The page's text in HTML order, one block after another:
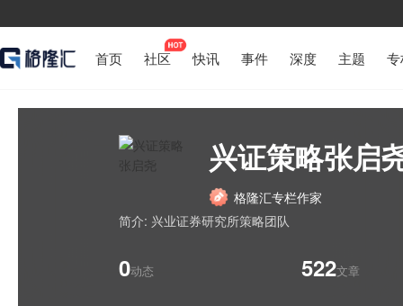
首页 社区 快讯 事件 深度 主题
兴证策略张启
格隆汇专栏作家
简介: 兴业证券研究所策略团队
0动态 522文章